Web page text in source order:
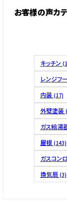
お客様の声カ
キッチン
レンジフ
内装 (17)
外壁塗装
ガス給湯
屋根 (143)
ガスコン
換気扇 (3)